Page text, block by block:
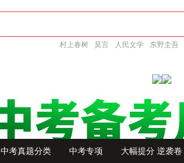
村上春树 莫言 人民文学 东野圭吾
中考真题分类 中考专项 大幅提分 逆袭卷